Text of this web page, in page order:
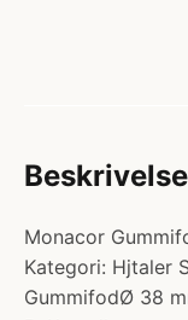
Beskrivelse
Monacor
Kategori: Hjtaler
GummifodØ 38